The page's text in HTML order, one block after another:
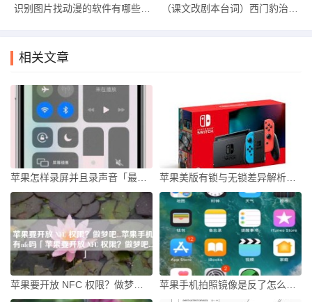
识别图片找动漫的软件有哪些好用 免费的搜图识图软件下载地址
（课文改剧本台词）西门豹治邺.docxVIP
相关文章